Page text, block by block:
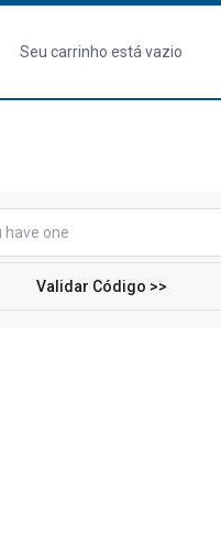
Seu carrinho está vazio
Validar Código >>